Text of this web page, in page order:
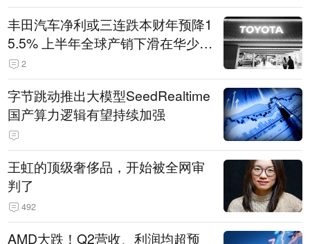
丰田汽车净利或三连跌本财年预降1
5.5% 上半年全球产销下滑在华少卖
14.3万辆
2
字节跳动推出大模型SeedRealtime
国产算力逻辑有望持续加强
王虹的顶级奢侈品，开始被全网审
判了
492
AMD大跌！Q2营收、利润均超预